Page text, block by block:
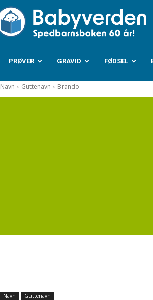
PRØVER GRAVID FØDSEL
Navn Guttenavn Brando
Navn Guttenavn